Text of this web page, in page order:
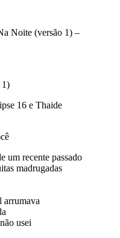
Noite (versão 1) –
1)
16 e Thaide
um recente passado
madrugadas
arrumava
usei